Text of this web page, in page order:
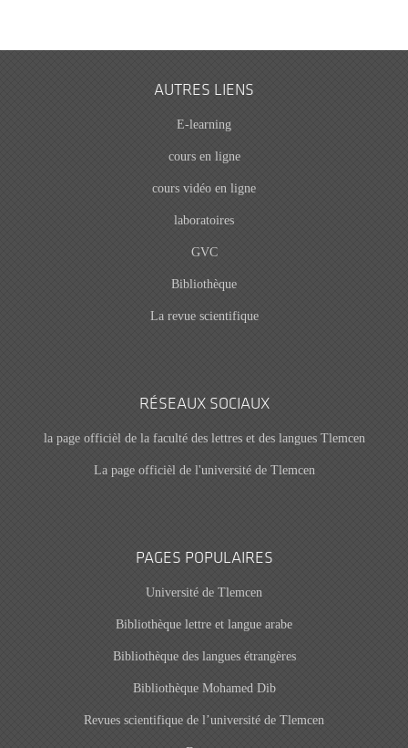
AUTRES LIENS
E-learning
cours en ligne
cours vidéo en ligne
laboratoires
GVC
Bibliothèque
La revue scientifique
RÉSEAUX SOCIAUX
la page officièl de la faculté des lettres et des langues Tlemcen
La page officièl de l'université de Tlemcen
PAGES POPULAIRES
Université de Tlemcen
Bibliothèque lettre et langue arabe
Bibliothèque des langues étrangères
Bibliothèque Mohamed Dib
Revues scientifique de l’université de Tlemcen